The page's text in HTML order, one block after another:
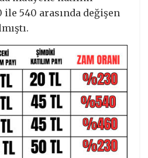
ile 540 arasında değişen